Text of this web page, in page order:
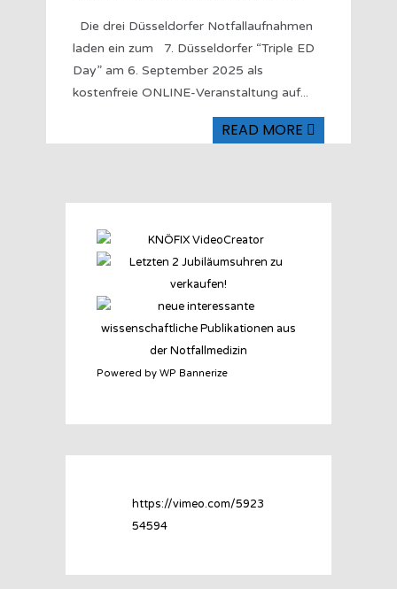
Die drei Düsseldorfer Notfallaufnahmen
laden ein zum 7. Düsseldorfer “Triple ED
Day” am 6. September 2025 als
kostenfreie ONLINE-Veranstaltung auf...
READ MORE
Powered by WP Bannerize
https://vimeo.com/5923
54594